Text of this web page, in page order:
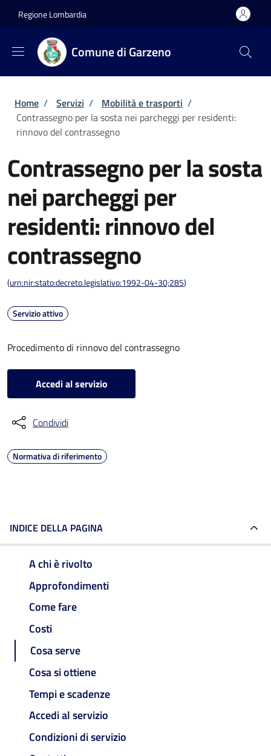
Regione Lombardia
Comune di Garzeno
Briciole di pane
Home / Servizi / Mobilità e trasporti /
Contrassegno per la sosta nei parcheggi per residenti:
rinnovo del contrassegno
Contrassegno per la sosta
nei parcheggi per
residenti: rinnovo del
contrassegno
(urn:nir:stato:decreto.legislativo:1992-04-30;285)
Servizio attivo
Procedimento di rinnovo del contrassegno
Accedi al servizio
Condividi
Normativa di riferimento
INDICE DELLA PAGINA
A chi è rivolto
Approfondimenti
Come fare
Costi
Cosa serve
Cosa si ottiene
Tempi e scadenze
Accedi al servizio
Condizioni di servizio